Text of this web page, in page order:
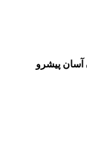
پیشرو